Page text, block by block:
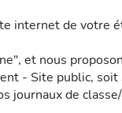
internet de votre
et nous
- Site public,
journaux de